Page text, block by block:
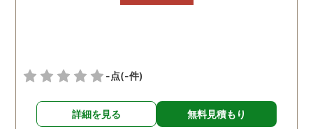
下の20代の男性と会い、し
士に依頼し、その証拠が元
反省して男とは別れたよう
でしたが、お互い愛情はも
くつか話を聞きに行った
-点(-件)
詳細を見る 無料見積もり